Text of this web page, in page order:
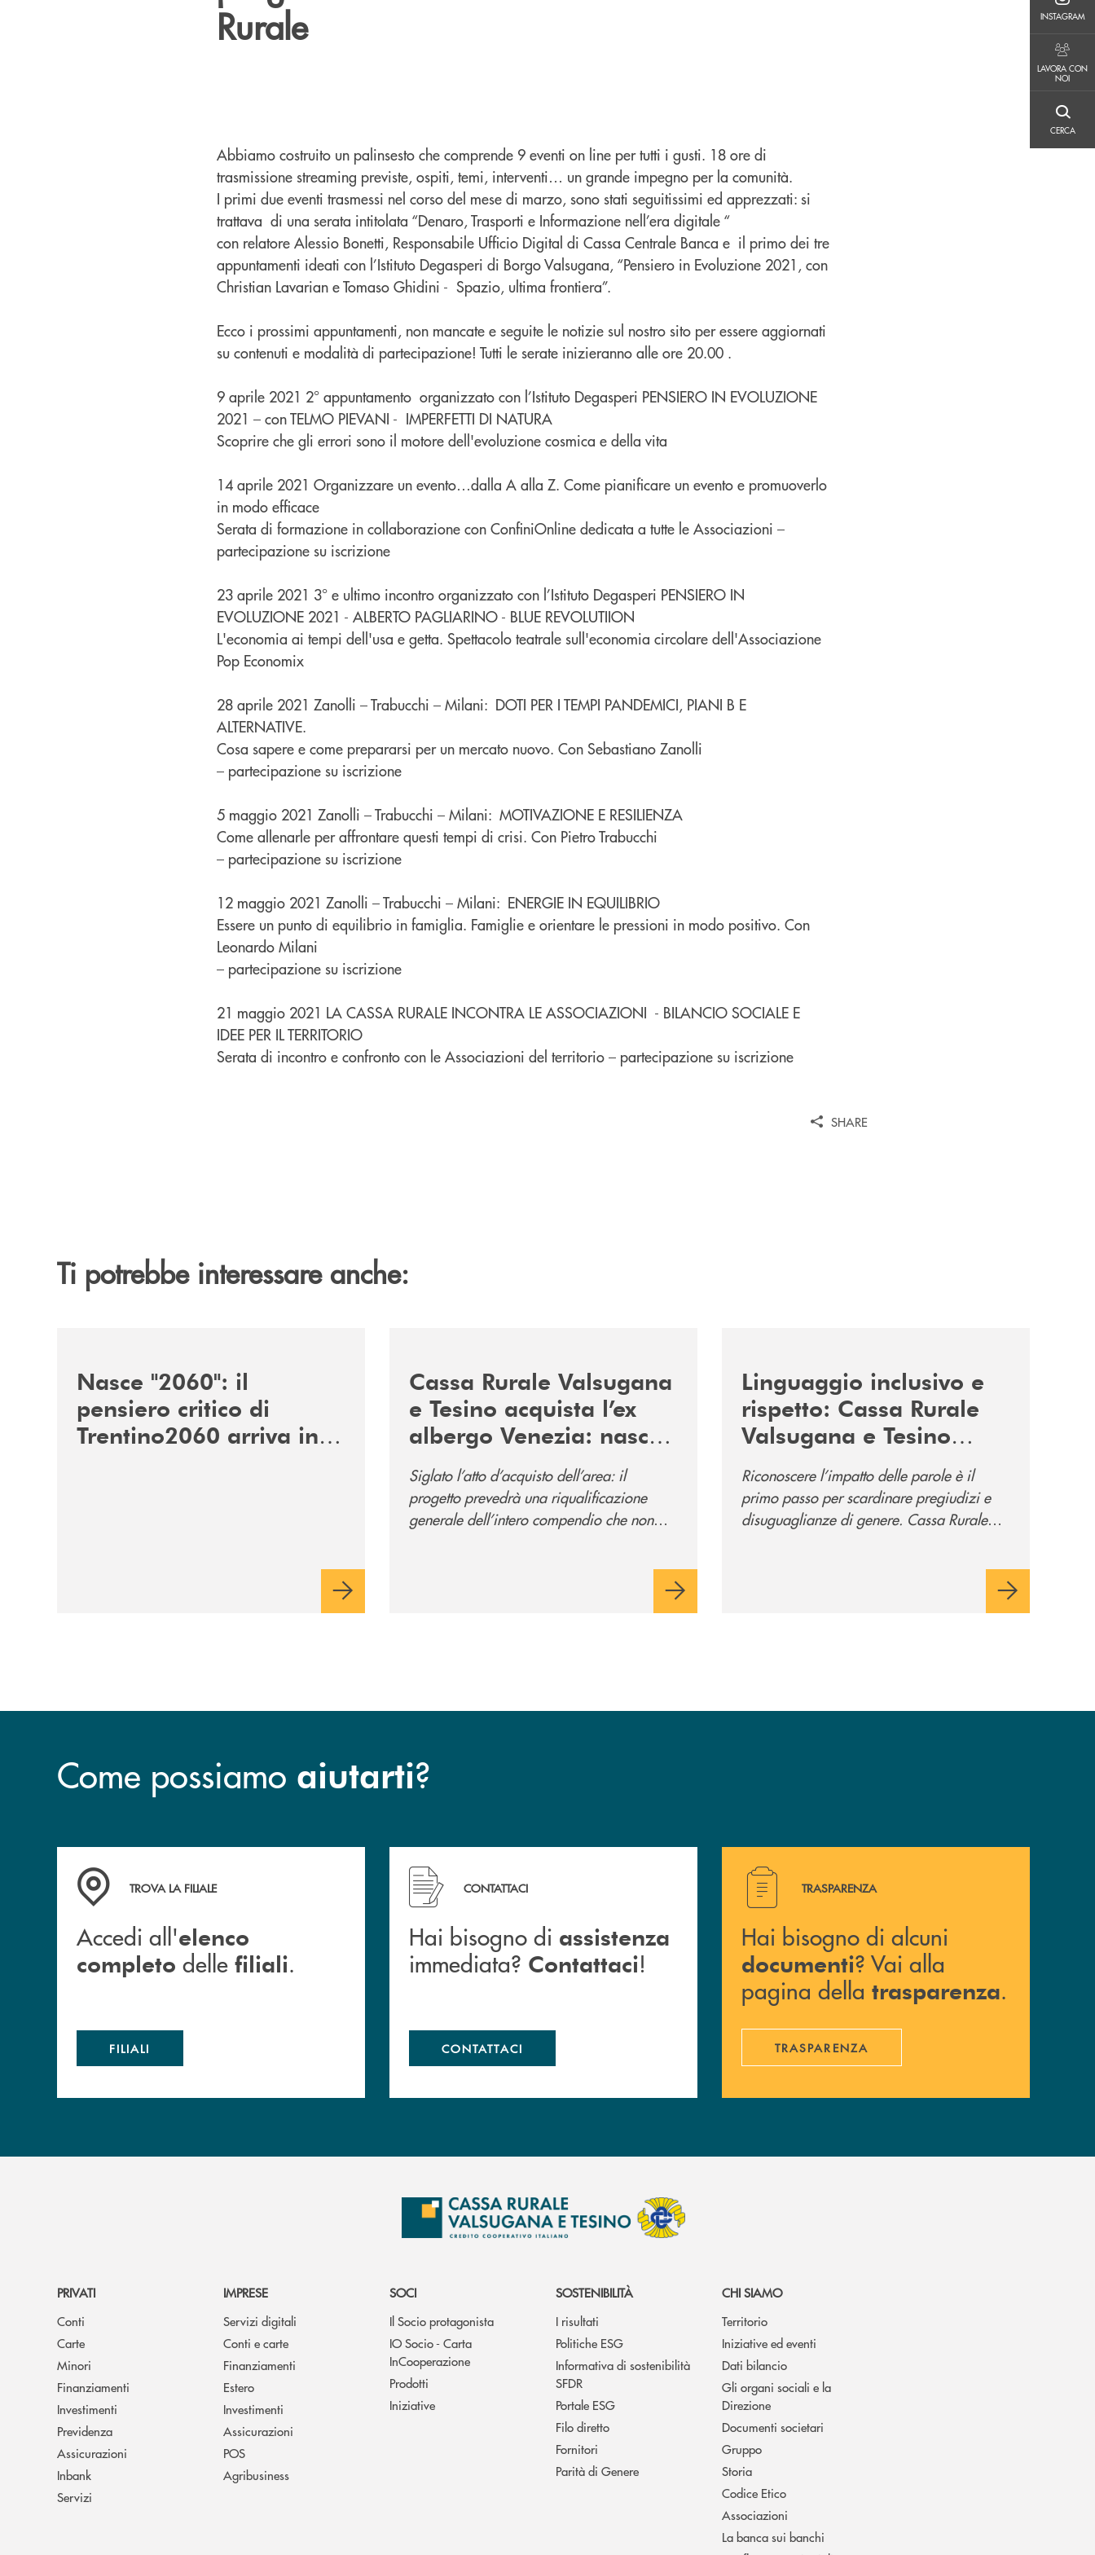
INSTAGRAM
LAVORA CON
NOI
CERCA
Rurale
Abbiamo costruito un palinsesto che comprende 9 eventi on line per tutti i gusti. 18 ore di
trasmissione streaming previste, ospiti, temi, interventi… un grande impegno per la comunità.
I primi due eventi trasmessi nel corso del mese di marzo, sono stati seguitissimi ed apprezzati: si
trattava di una serata intitolata “Denaro, Trasporti e Informazione nell’era digitale “
con relatore Alessio Bonetti, Responsabile Ufficio Digital di Cassa Centrale Banca e il primo dei tre
appuntamenti ideati con l’Istituto Degasperi di Borgo Valsugana, “Pensiero in Evoluzione 2021, con
Christian Lavarian e Tomaso Ghidini - Spazio, ultima frontiera”.
Ecco i prossimi appuntamenti, non mancate e seguite le notizie sul nostro sito per essere aggiornati
su contenuti e modalità di partecipazione! Tutti le serate inizieranno alle ore 20.00 .
9 aprile 2021 2° appuntamento organizzato con l’Istituto Degasperi PENSIERO IN EVOLUZIONE
2021 – con TELMO PIEVANI - IMPERFETTI DI NATURA
Scoprire che gli errori sono il motore dell'evoluzione cosmica e della vita
14 aprile 2021 Organizzare un evento…dalla A alla Z. Come pianificare un evento e promuoverlo
in modo efficace
Serata di formazione in collaborazione con ConfiniOnline dedicata a tutte le Associazioni –
partecipazione su iscrizione
23 aprile 2021 3° e ultimo incontro organizzato con l’Istituto Degasperi PENSIERO IN
EVOLUZIONE 2021 - ALBERTO PAGLIARINO - BLUE REVOLUTIION
L'economia ai tempi dell'usa e getta. Spettacolo teatrale sull'economia circolare dell'Associazione
Pop Economix
28 aprile 2021 Zanolli – Trabucchi – Milani: DOTI PER I TEMPI PANDEMICI, PIANI B E
ALTERNATIVE.
Cosa sapere e come prepararsi per un mercato nuovo. Con Sebastiano Zanolli
– partecipazione su iscrizione
5 maggio 2021 Zanolli – Trabucchi – Milani: MOTIVAZIONE E RESILIENZA
Come allenarle per affrontare questi tempi di crisi. Con Pietro Trabucchi
– partecipazione su iscrizione
12 maggio 2021 Zanolli – Trabucchi – Milani: ENERGIE IN EQUILIBRIO
Essere un punto di equilibrio in famiglia. Famiglie e orientare le pressioni in modo positivo. Con
Leonardo Milani
– partecipazione su iscrizione
21 maggio 2021 LA CASSA RURALE INCONTRA LE ASSOCIAZIONI - BILANCIO SOCIALE E
IDEE PER IL TERRITORIO
Serata di incontro e confronto con le Associazioni del territorio – partecipazione su iscrizione
SHARE
Ti potrebbe interessare anche:
Nasce "2060": il
pensiero critico di
Trentino2060 arriva in
Cassa Rurale Valsugana
e Tesino acquista l’ex
albergo Venezia: nasce
il nuovo polo
direzionale della banca
e al servizio della
Siglato l’atto d’acquisto dell’area: il
progetto prevedrà una riqualificazione
generale dell’intero compendio che non
Linguaggio inclusivo e
rispetto: Cassa Rurale
Valsugana e Tesino
promuove la campagna
“Tolleranza Zero”
Riconoscere l’impatto delle parole è il
primo passo per scardinare pregiudizi e
disuguaglianze di genere. Cassa Rurale
valori e influenzi direttamente la comunità
Come possiamo aiutarti?
Accedi all' elenco completo delle filiali .
TROVA LA FILIALE
Accedi all'elenco
completo delle filiali.
FILIALI
Hai bisogno di assistenza immediata? Contattaci !
CONTATTACI
Hai bisogno di assistenza
immediata? Contattaci!
CONTATTACI
Hai bisogno di alcuni documenti ? Vai alla pagina della
TRASPARENZA
Hai bisogno di alcuni
documenti? Vai alla
pagina della trasparenza.
TRASPARENZA
PRIVATI
Conti
Carte
Minori
Finanziamenti
Investimenti
Previdenza
Assicurazioni
Inbank
Servizi
IMPRESE
Servizi digitali
Conti e carte
Finanziamenti
Estero
Investimenti
Assicurazioni
POS
Agribusiness
SOCI
Il Socio protagonista
IO Socio - Carta
InCooperazione
Prodotti
Iniziative
SOSTENIBILITÀ
I risultati
Politiche ESG
Informativa di sostenibilità
SFDR
Portale ESG
Filo diretto
Fornitori
Parità di Genere
CHI SIAMO
Territorio
Iniziative ed eventi
Dati bilancio
Gli organi sociali e la
Direzione
Documenti societari
Gruppo
Storia
Codice Etico
Associazioni
La banca sui banchi